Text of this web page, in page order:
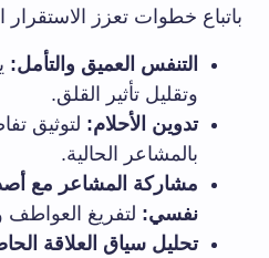
باتباع خطوات تعزز
التنفس العميق والتأمل:
وتقليل تأثير القلق.
تدوين الأحلام: لتوثيق
بالمشاعر ⁢الحالية.
مشاركة المشاعر مع
نفسي: لتفريغ
تحليل سياق العلاقة